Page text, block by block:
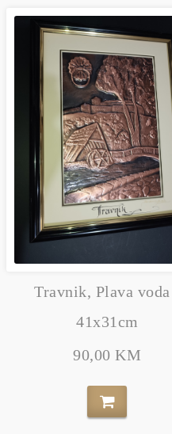
Travnik, Plava
41x31cm
90,00 KM